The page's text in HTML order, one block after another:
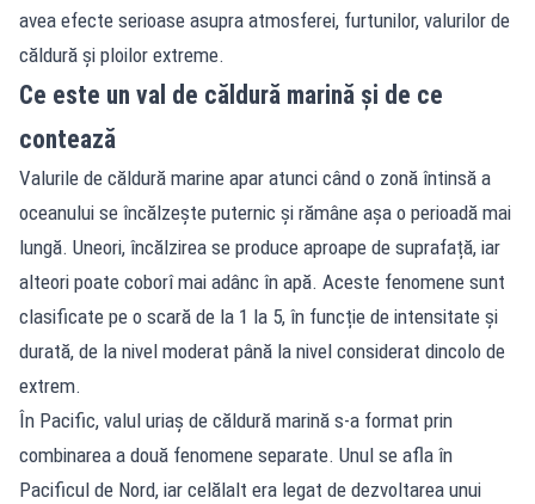
avea efecte serioase asupra atmosferei, furtunilor, valurilor de
căldură și ploilor extreme.
Ce este un val de căldură marină și de ce
contează
Valurile de căldură marine apar atunci când o zonă întinsă a
oceanului se încălzește puternic și rămâne așa o perioadă mai
lungă. Uneori, încălzirea se produce aproape de suprafață, iar
alteori poate coborî mai adânc în apă. Aceste fenomene sunt
clasificate pe o scară de la 1 la 5, în funcție de intensitate și
durată, de la nivel moderat până la nivel considerat dincolo de
extrem.
În Pacific, valul uriaș de căldură marină s-a format prin
combinarea a două fenomene separate. Unul se afla în
Pacificul de Nord, iar celălalt era legat de dezvoltarea unui